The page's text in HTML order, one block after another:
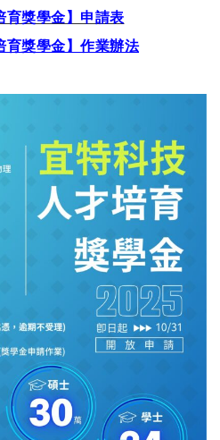
育獎學金】申請表
育獎學金】作業辦法